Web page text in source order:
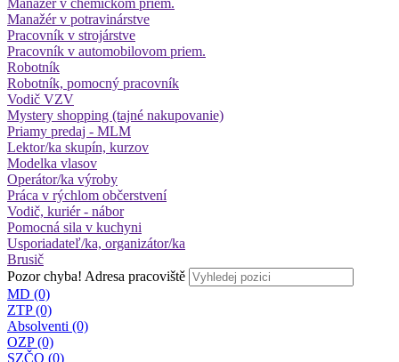
Manažér v chemickom priem.
Manažér v potravinárstve
Pracovník v strojárstve
Pracovník v automobilovom priem.
Robotník
Robotník, pomocný pracovník
Vodič VZV
Mystery shopping (tajné nakupovanie)
Priamy predaj - MLM
Lektor/ka skupín, kurzov
Modelka vlasov
Operátor/ka výroby
Práca v rýchlom občerstvení
Vodič, kuriér - nábor
Pomocná sila v kuchyni
Usporiadateľ/ka, organizátor/ka
Brusič
Pozor chyba! Adresa pracoviště
MD (0)
ZTP (0)
Absolventi (0)
OZP (0)
SZČO (0)